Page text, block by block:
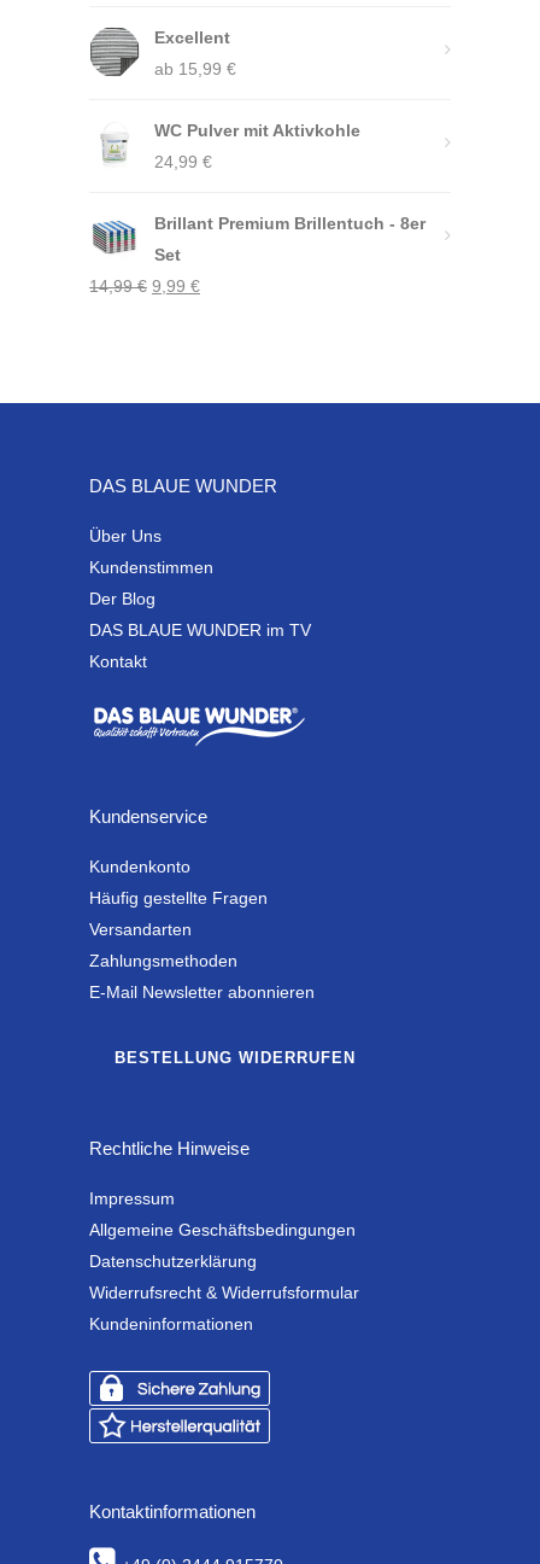
Excellent
ab 15,99 €
WC Pulver mit Aktivkohle
24,99 €
Brillant Premium Brillentuch - 8er
Set
14,99€ Ursprünglicher
9,99 €Aktueller
DAS BLAUE WUNDER
Über Uns
Kundenstimmen
Der Blog
DAS BLAUE WUNDER im TV
Kontakt
Kundenservice
Kundenkonto
Häufig gestellte Fragen
Versandarten
Zahlungsmethoden
E-Mail Newsletter abonnieren
BESTELLUNG WIDERRUFEN
Rechtliche Hinweise
Impressum
Allgemeine Geschäftsbedingungen
Datenschutzerklärung
Widerrufsrecht & Widerrufsformular
Kundeninformationen
Kontaktinformationen